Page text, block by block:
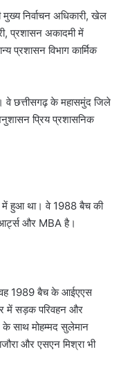
मुख्य निर्वाचन अधिकारी, खेल
प्रशासन अकादमी में
प्रशासन विभाग कार्मिक
वे छत्तीसगढ़ के महासमुंद जिले
प्रिय प्रशासनिक
में हुआ था। वे 1988 बैच की
और MBA है।
1989 बैच के आईएएस
में सड़क परिवहन और
के साथ मोहम्मद सुलेमान
और एसएन मिश्रा भी